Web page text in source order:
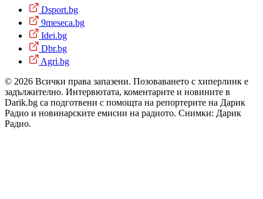
Dsport.bg
9meseca.bg
Idei.bg
Dbr.bg
Agri.bg
© 2026 Всички права запазени. Позоваването с хиперлинк е
задължително. Интервютата, коментарите и новините в
Darik.bg са подготвени с помощта на репортерите на Дарик
Радио и новинарските емисии на радиото. Снимки: Дарик
Радио.